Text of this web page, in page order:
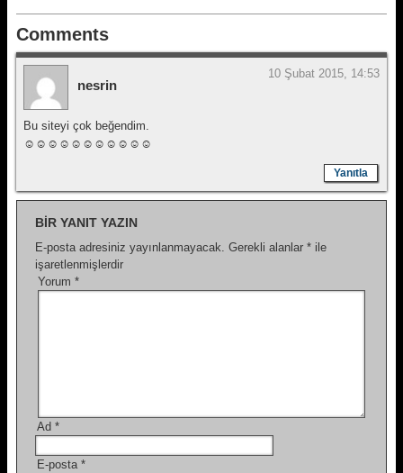
Comments
nesrin
10 Şubat 2015, 14:53
Bu siteyi çok beğendim.
☺☺☺☺☺☺☺☺☺☺☺
Yanıtla
BIR YANIT YAZIN
E-posta adresiniz yayınlanmayacak. Gerekli alanlar * ile
işaretlenmişlerdir
Yorum *
Ad *
E-posta *